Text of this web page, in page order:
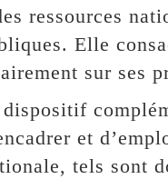
ressources
Elle
sur ses
et
tels sont